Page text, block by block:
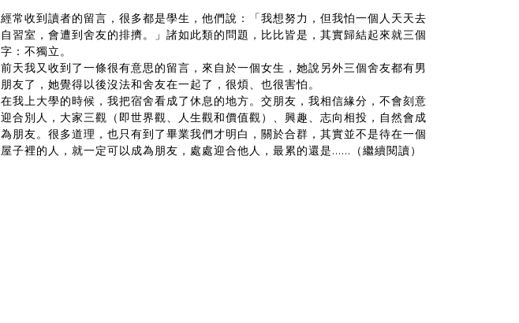
經常收到讀者的留言，很多都是學生，他們說：「我想努力，但我怕一個人天天去
自習室，會遭到舍友的排擠。」諸如此類的問題，比比皆是，其實歸結起來就三個
字：不獨立。
前天我又收到了一條很有意思的留言，來自於一個女生，她說另外三個舍友都有男
朋友了，她覺得以後沒法和舍友在一起了，很煩、也很害怕。
在我上大學的時候，我把宿舍看成了休息的地方。交朋友，我相信緣分，不會刻意
迎合別人，大家三觀（即世界觀、人生觀和價值觀）、興趣、志向相投，自然會成
為朋友。很多道理，也只有到了畢業我們才明白，關於合群，其實並不是待在一個
屋子裡的人，就一定可以成為朋友，處處迎合他人，最累的還是......（繼續閱讀）